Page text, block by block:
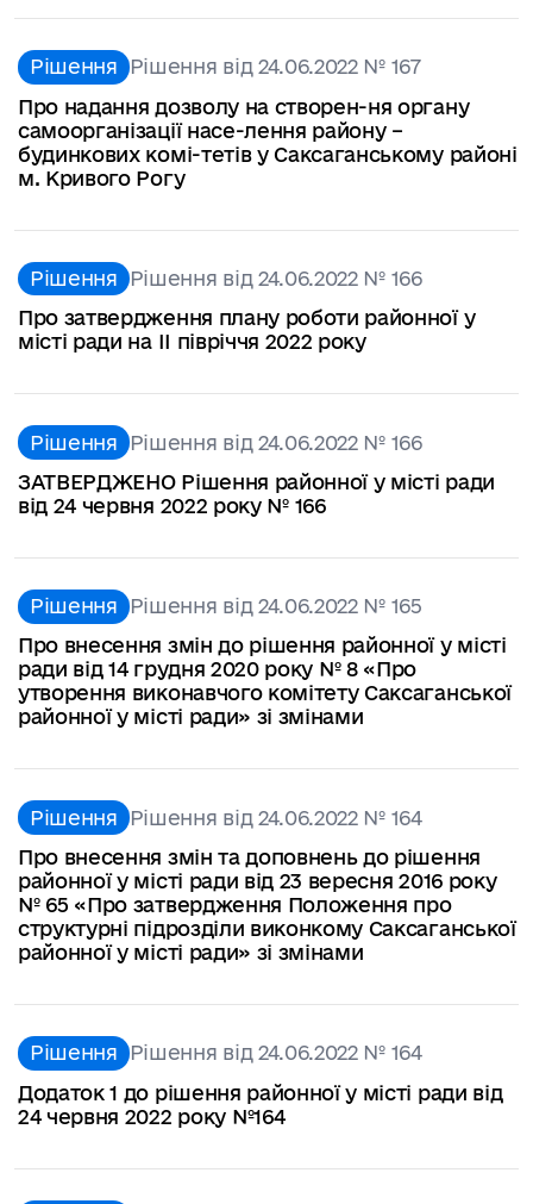
Рішення Рішення від 24.06.2022 № 167
Про надання дозволу на створен-ня органу
самоорганізації насе-лення району –
будинкових комі-тетів у Саксаганському районі
м. Кривого Рогу
Рішення Рішення від 24.06.2022 № 166
Про затвердження плану роботи районної у
місті ради на ІІ півріччя 2022 року
Рішення Рішення від 24.06.2022 № 166
ЗАТВЕРДЖЕНО Рішення районної у місті ради
від 24 червня 2022 року № 166
Рішення Рішення від 24.06.2022 № 165
Про внесення змін до рішення районної у місті
ради від 14 грудня 2020 року № 8 «Про
утворення виконавчого комітету Саксаганської
районної у місті ради» зі змінами
Рішення Рішення від 24.06.2022 № 164
Про внесення змін та доповнень до рішення
районної у місті ради від 23 вересня 2016 року
№ 65 «Про затвердження Положення про
структурні підрозділи виконкому Саксаганської
районної у місті ради» зі змінами
Рішення Рішення від 24.06.2022 № 164
Додаток 1 до рішення районної у місті ради від
24 червня 2022 року №164